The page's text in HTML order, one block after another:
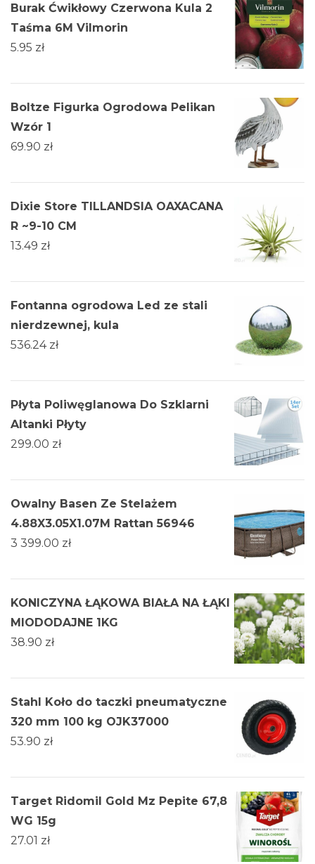
Burak Ćwikłowy Czerwona Kula 2
Taśma 6M Vilmorin
5.95 zł
Boltze Figurka Ogrodowa Pelikan
Wzór 1
69.90 zł
Dixie Store TILLANDSIA OAXACANA
R ~9-10 CM
13.49 zł
Fontanna ogrodowa Led ze stali
nierdzewnej, kula
536.24 zł
Płyta Poliwęglanowa Do Szklarni
Altanki Płyty
299.00 zł
Owalny Basen Ze Stelażem
4.88X3.05X1.07M Rattan 56946
3 399.00 zł
KONICZYNA ŁĄKOWA BIAŁA NA ŁĄKI
MIODODAJNE 1KG
38.90 zł
Stahl Koło do taczki pneumatyczne
320 mm 100 kg OJK37000
53.90 zł
Target Ridomil Gold Mz Pepite 67,8
WG 15g
27.01 zł